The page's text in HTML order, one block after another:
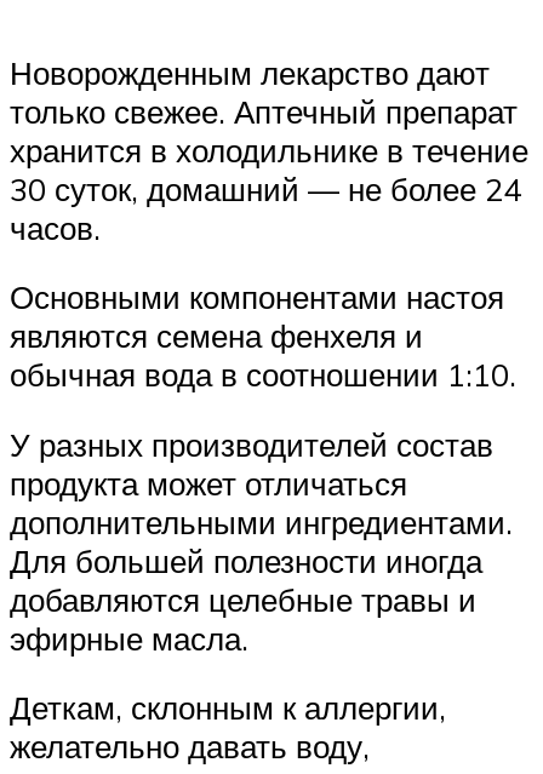
Новорожденным лекарство дают
только свежее. Аптечный препарат
хранится в холодильнике в течение
30 суток, домашний — не более 24
часов.
Основными компонентами настоя
являются семена фенхеля и
обычная вода в соотношении 1:10.
У разных производителей состав
продукта может отличаться
дополнительными ингредиентами.
Для большей полезности иногда
добавляются целебные травы и
эфирные масла.
Деткам, склонным к аллергии,
желательно давать воду,